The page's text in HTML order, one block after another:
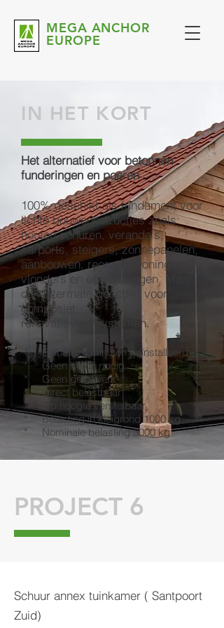
MEGA ANCHOR
EUROPE
IN HET KORT
Het alternatief voor betonnen
funderingen en poeren
100% geschikt als fundament voor
lichte bouwconstructies zoals:
houten schuren, veranda's,
carports, steigers, zonnepanelen,
aanbouwen, recreatiewoningen,
vlonders en eco woningen. Maar
ook uitermate geschikt voor
composiet
renovatievloersystemen.
* Binnen 10 minuten geïnstalleerd
* Geen beton nodig
* Geen graafwerk
* Direct belastbaar
* Op hoogte verstelbaar
* Belasting in kleigrond 1000 kg
* Nominale belasting 3000 kg
PROJECT 6
Schuur annex tuinkamer ( Santpoort
Zuid)